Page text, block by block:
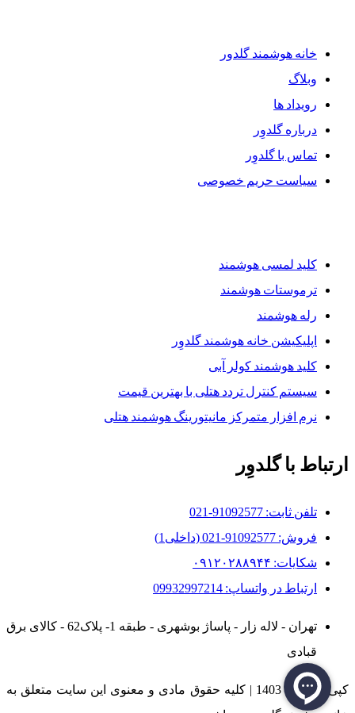
خانه هوشمند گلدور
وبلاگ
رویداد ها
درباره گلدوِر
تماس با گلدوِر
سیاست حریم خصوصی
کلید لمسی هوشمند
ترموستات هوشمند
رله هوشمند
اپلیکیشن خانه هوشمند گلدوِر
کلید هوشمند کولر آبی
سیستم کنترل تردد هتلی با بهترین قیمت
نرم افزار متمرکز مانیتورینگ هوشمند هتلی
ارتباط با گلدوِر
تلفن ثابت: 91092577-021
فروش: 91092577-021 (داخلی1)
شکایات: ۰۹۱۲۰۲۸۸۹۴۴
ارتباط در واتساپ: 09932997214
تهران - لاله زار - پاساژ بوشهری - طبقه 1- پلاک62 - کالای برق
قبادی
کپی رایت © 1403 | کلیه حقوق مادی و معنوی این سایت متعلق به